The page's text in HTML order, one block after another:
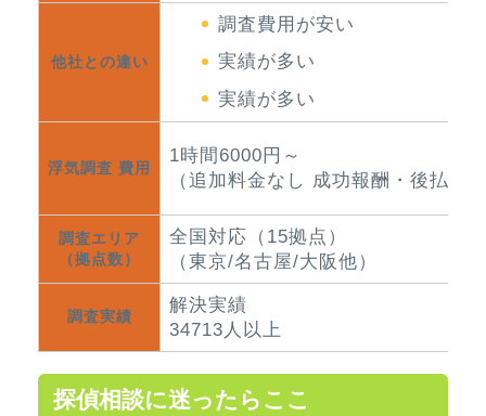
他社との違い
調査費用が安い
実績が多い
実績が多い
浮気調査 費用
1時間6000円～
（追加料金なし 成功報酬・後払い
調査エリア
（拠点数）
全国対応（15拠点）
（東京/名古屋/大阪他）
調査実績
解決実績
34713人以上
探偵相談に迷ったらここ